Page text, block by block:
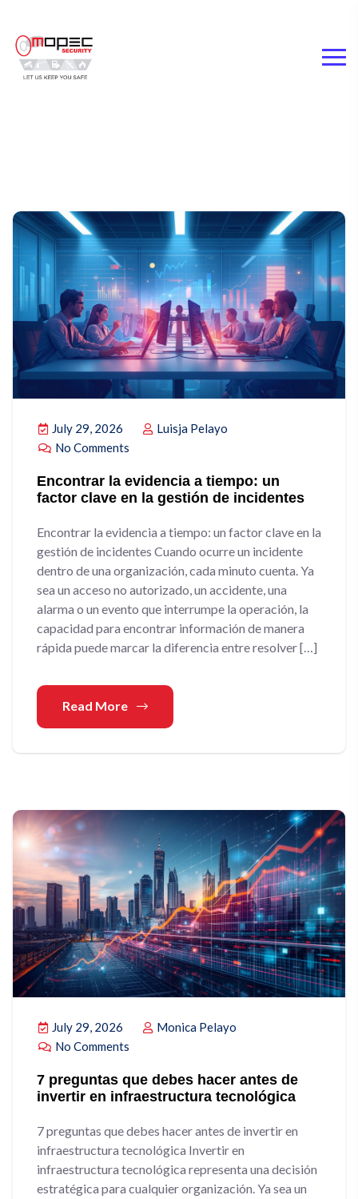
July 29, 2026
Luisja Pelayo
No Comments
Encontrar la evidencia a tiempo: un
factor clave en la gestión de incidentes
Encontrar la evidencia a tiempo: un factor clave en la
gestión de incidentes Cuando ocurre un incidente
dentro de una organización, cada minuto cuenta. Ya
sea un acceso no autorizado, un accidente, una
alarma o un evento que interrumpe la operación, la
capacidad para encontrar información de manera
rápida puede marcar la diferencia entre resolver […]
Read More
July 29, 2026
Monica Pelayo
No Comments
7 preguntas que debes hacer antes de
invertir en infraestructura tecnológica
7 preguntas que debes hacer antes de invertir en
infraestructura tecnológica Invertir en
infraestructura tecnológica representa una decisión
estratégica para cualquier organización. Ya sea un